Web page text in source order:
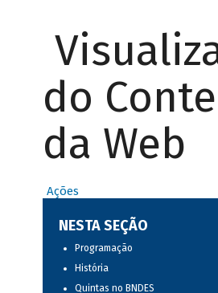
do
da Web
Ações
NESTA SEÇÃO
Programação
História
Quintas no BNDES